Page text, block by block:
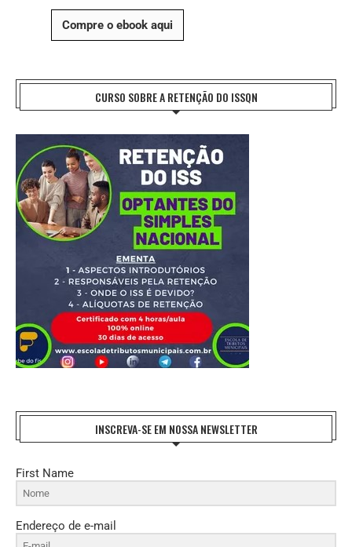
Compre o ebook aqui
CURSO SOBRE A RETENÇÃO DO ISSQN
INSCREVA-SE EM NOSSA NEWSLETTER
First Name
Endereço de e-mail